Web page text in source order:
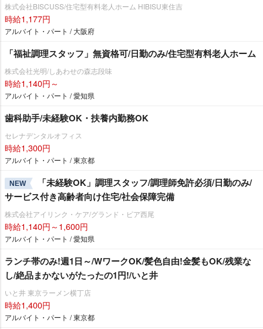
株式会社BISCUSS/住宅型有料老人ホーム HIBISU東住吉
時給1,177円
アルバイト・パート / 大阪府
「福祉調理スタッフ」無資格可/日勤のみ/住宅型有料老人ホーム
株式会社光明/しあわせの森志段味
時給1,140円～
アルバイト・パート / 愛知県
歯科助手/未経験OK・扶養内勤務OK
セレナデンタルオフィス
時給1,300円
アルバイト・パート / 東京都
NEW
「未経験OK」調理スタッフ/調理師免許必須/日勤のみ/
サービス付き高齢者向け住宅/社会保障完備
株式会社アイリンク・ケア/グランド・ピア西尾
時給1,140円～1,600円
アルバイト・パート / 愛知県
ランチ帯のみ!週1日～/WワークOK/髪色自由!金髪もOK/残業な
し/絶品まかないがたったの1円!/いと井
いと井 東京ラーメン横丁店
時給1,400円
アルバイト・パート / 東京都